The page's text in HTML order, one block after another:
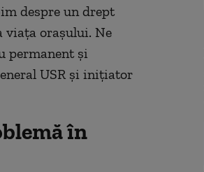
despre un drept
viața orașului. Ne
permanent și
USR și inițiator
în